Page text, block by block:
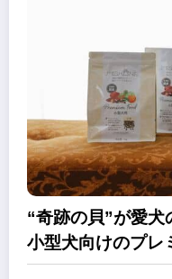
“奇跡の貝”が愛犬
小型犬向けのプレ
ン」